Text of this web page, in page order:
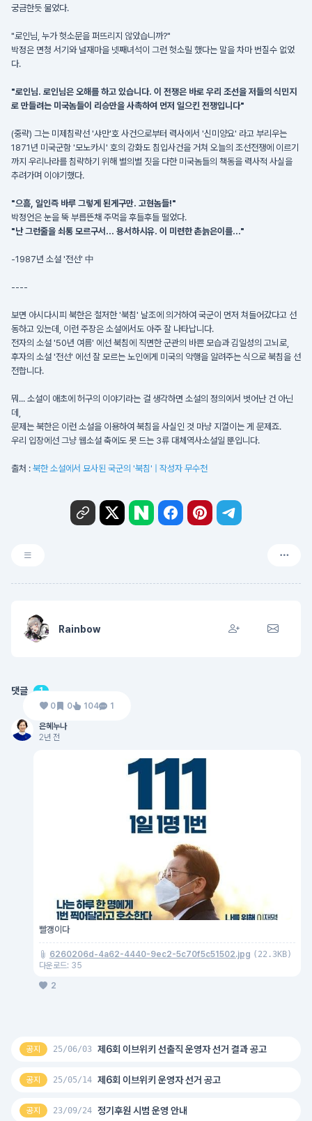
궁금한듯 물었다.
"로인님, 누가 헛소문을 퍼뜨리지 않았습니까?"
박정은 면청 서기와 널재마을 넷째녀석이 그런 헛소릴 했다는 말을 차마 번질수 없었
다.
"로인님. 로인님은 오해를 하고 있습니다. 이 전쟁은 바로 우리 조선을 저들의 식민지
로 만들려는 미국놈들이 리승만을 사촉하여 먼저 일으킨 전쟁입니다"
(중략) 그는 미제침략선 '샤만'호 사건으로부터 력사에서 '신미양요' 라고 부리우는
1871년 미국군함 '모노카시' 호의 강화도 침입사건을 거쳐 오늘의 조선전쟁에 이르기
까지 우리나라를 침략하기 위해 별의별 짓을 다한 미국놈들의 책동을 력사적 사실을
추려가며 이야기했다.
"으흠, 일인즉 바루 그렇게 된게구만. 고현놈들!"
박정언은 눈을 뚝 부릅뜬채 주먹을 후들후들 떨었다.
"난 그런줄을 쇠통 모르구서... 용서하시유. 이 미련한 촌늙은이를..."
-1987년 소설 '전선' 中
----
보면 아시다시피 북한은 철저한 '북침' 날조에 의거하여 국군이 먼저 쳐들어갔다고 선
동하고 있는데, 이런 주장은 소설에서도 아주 잘 나타납니다.
전자의 소설 '50년 여름' 에선 북침에 직면한 군관의 바쁜 모습과 김일성의 고뇌로,
후자의 소설 '전선' 에선 잘 모르는 노인에게 미국의 악행을 알려주는 식으로 북침을 선
전합니다.
뭐... 소설이 애초에 허구의 이야기라는 걸 생각하면 소설의 정의에서 벗어난 건 아닌
데,
문제는 북한은 이런 소설을 이용하여 북침을 사실인 것 마냥 지껄이는 게 문제죠.
우리 입장에선 그냥 웹소설 축에도 못 드는 3류 대체역사소설일 뿐입니다.
출처 : 북한 소설에서 묘사된 국군의 '북침' | 작성자 무수천
Rainbow
0 0 104 1
댓글 1
은혜누나
2년 전
빨갱이다
6260206d-4a62-4440-9ec2-5c70f5c51502.jpg (22.3KB)
다운로드: 35
2
공지 25/06/03 제6회 이브위키 선출직 운영자 선거 결과 공고
공지 25/05/14 제6회 이브위키 운영자 선거 공고
공지 23/09/24 정기후원 시범 운영 안내